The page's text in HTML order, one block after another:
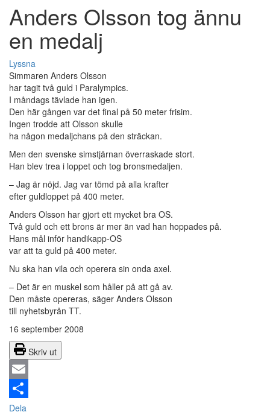
Anders Olsson tog ännu
en medalj
Lyssna
Simmaren Anders Olsson
har tagit två guld i Paralympics.
I måndags tävlade han igen.
Den här gången var det final på 50 meter frisim.
Ingen trodde att Olsson skulle
ha någon medaljchans på den sträckan.
Men den svenske simstjärnan överraskade stort.
Han blev trea i loppet och tog bronsmedaljen.
– Jag är nöjd. Jag var tömd på alla krafter
efter guldloppet på 400 meter.
Anders Olsson har gjort ett mycket bra OS.
Två guld och ett brons är mer än vad han hoppades på.
Hans mål inför handikapp-OS
var att ta guld på 400 meter.
Nu ska han vila och operera sin onda axel.
– Det är en muskel som håller på att gå av.
Den måste opereras, säger Anders Olsson
till nyhetsbyrån TT.
16 september 2008
Skriv ut
Email
Dela